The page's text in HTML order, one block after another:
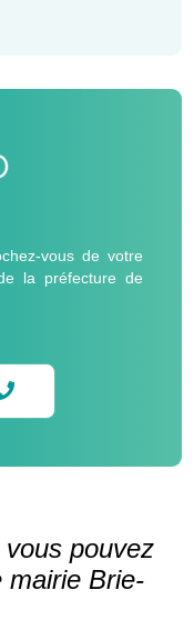
vous de votre
la préfecture de
vous pouvez
mairie Brie-